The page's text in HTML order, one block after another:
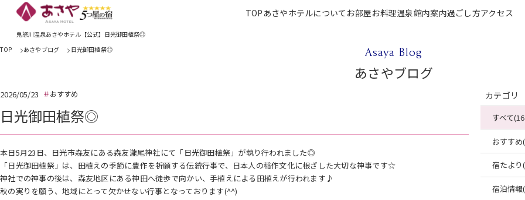
TOP あさやホテルについて お部屋お料理温泉館内案内過ごし方アクセス
鬼怒川温泉あさやホテル【公式】日光御田植祭◎
TOP あさやブログ 日光御田植祭◎ Asaya Blog
あさやブログ
2026/05/23 おすすめ
日光御田植祭◎
本日5月23日、日光市森友にある森友瀧尾神社にて「日光御田植祭」が執り行われました◎
「日光御田植祭」は、田植えの季節に豊作を祈願する伝統行事で、日本人の稲作文化に根ざした大切な神事です☆
神社での神事の後は、森友地区にある神田へ徒歩で向かい、手植えによる田植えが行われます♪
秋の実りを願う、地域にとって欠かせない行事となっております(^^)
カテゴリ
すべて
おすすめ
宿たより
宿泊情報